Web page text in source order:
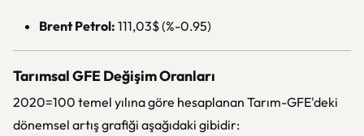
Brent Petrol: 111,03$ (%-0.95)
Tarımsal GFE Değişim Oranları
2020=100 temel yılına göre hesaplanan Tarım-GFE'deki
dönemsel artış grafiği aşağıdaki gibidir: